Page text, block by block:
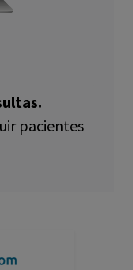
pacientes